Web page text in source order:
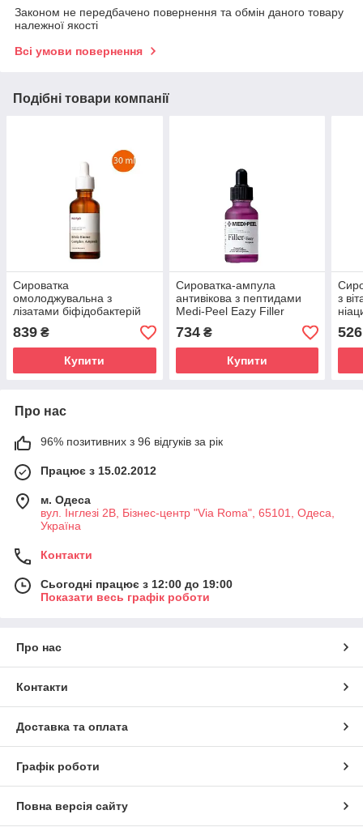
Законом не передбачено повернення та обмін даного товару
належної якості
Всі умови повернення
Подібні товари компанії
Сироватка
омолоджувальна з
лізатами біфідобактерій
Complex Ampoule 30 ml
839 ₴
Купити
Сироватка-ампула
антивікова з пептидами
Medi-Peel Eazy Filler
734₴
Купити
з
ml
526
Про нас
96% позитивних з 96 відгуків за рік
Працює з 15.02.2012
м. Одеса
вул. Інглезі 2В, Бізнес-центр "Via Roma", 65101, Одеса,
Україна
Контакти
Сьогодні працює з 12:00 до 19:00
Показати весь графік роботи
Про нас
Контакти
Доставка та оплата
Графік роботи
Повна версія сайту